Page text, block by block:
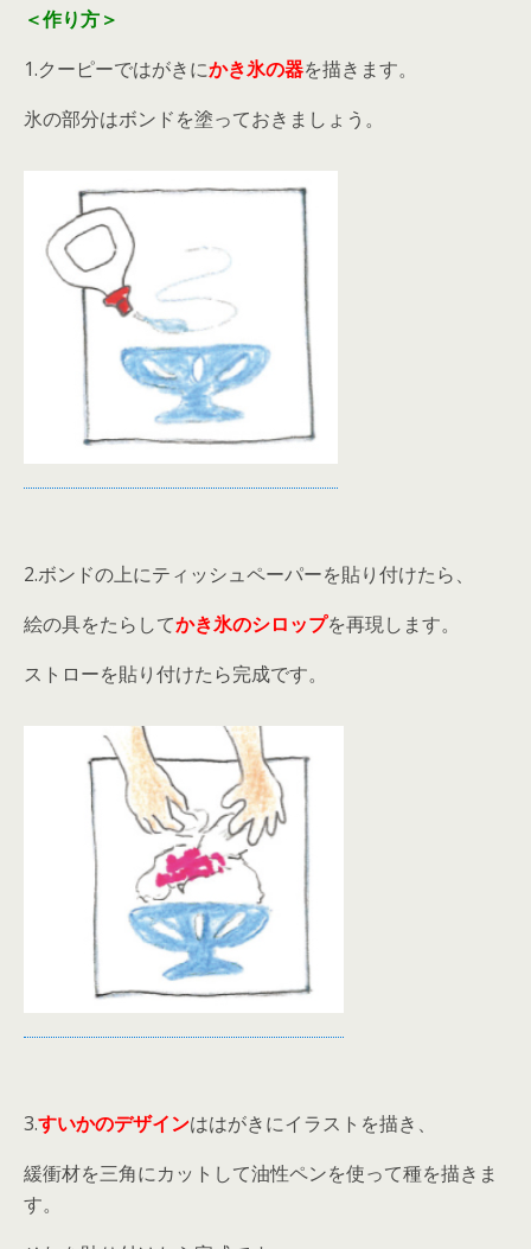
＜作り方＞
1.クーピーではがきにかき氷の器を描きます。
氷の部分はボンドを塗っておきましょう。
2.ボンドの上にティッシュペーパーを貼り付けたら、
絵の具をたらしてかき氷のシロップを再現します。
ストローを貼り付けたら完成です。
3.すいかのデザインははがきにイラストを描き、
緩衝材を三角にカットして油性ペンを使って種を描きま
す。